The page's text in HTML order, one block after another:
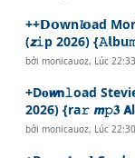
++𝗗𝗼wn𝓵𝗼ad
(𝙯𝚒p 2026)
bởimonicauoz, Lúc
+D𝐨𝙬𝗻𝚕oad
2026) {ra𝚛 𝙢𝚙𝟑 𝗔l
bởimonicauoz, Lúc